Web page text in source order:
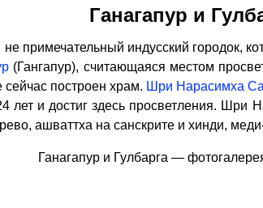
Ганагапур и
примечательный индусский городок,
(Гангапур), считающаяся местом
сейчас построен храм. Шри Нарасимха
и достиг здесь просветления. Шри
ашваттха на санскрите и хинди,
Ганагапур и Гулбарга —